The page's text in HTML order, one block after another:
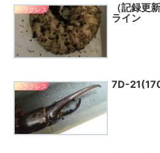
ヘラクレス
（記録
ライン
ヘラクレス 7D-